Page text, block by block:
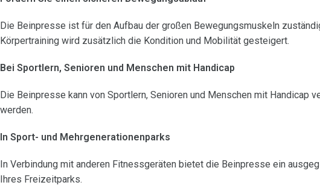
Die Beinpresse ist für den Aufbau der großen Bewegungsmuskeln
Körpertraining wird zusätzlich die Kondition und Mobilität gesteigert.
Bei Sportlern, Senioren und Menschen mit Handicap
Die Beinpresse kann von Sportlern, Senioren und Menschen mit
werden.
In Sport- und Mehrgenerationenparks
In Verbindung mit anderen Fitnessgeräten bietet die Beinpresse ein
Ihres Freizeitparks.